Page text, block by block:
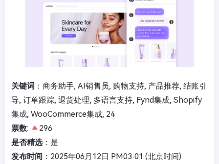
关键词 ：商务助手, AI销售员, 购物支持, 产品推荐, 结账引
导, 订单跟踪, 退货处理, 多语言支持, Fynd集成, Shopify
集成, WooCommerce集成, 24
票数:
296
是否精选：是
发布时间 ：2025年06月12日 PM03:01 (北京时间)